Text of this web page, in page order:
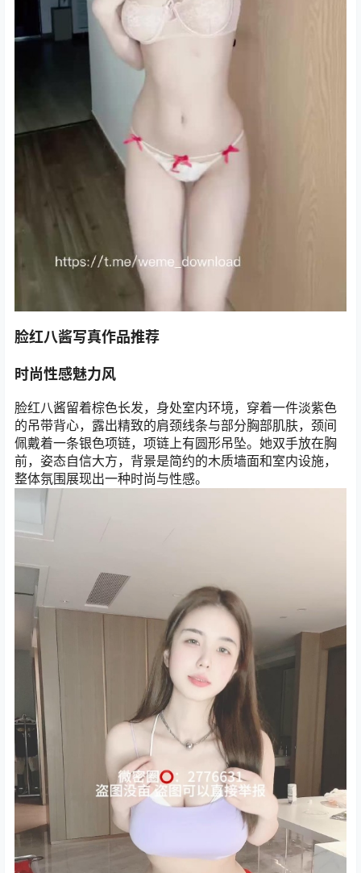
脸红八酱写真作品推荐
时尚性感魅力风
脸红八酱留着棕色长发，身处室内环境，穿着一件淡紫色
的吊带背心，露出精致的肩颈线条与部分胸部肌肤，颈间
佩戴着一条银色项链，项链上有圆形吊坠。她双手放在胸
前，姿态自信大方，背景是简约的木质墙面和室内设施，
整体氛围展现出一种时尚与性感。